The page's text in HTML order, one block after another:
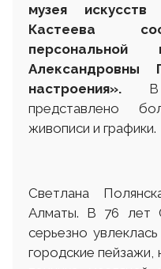
музея
Кастеева
Александровны
настроения». В
представлено
живописи и графики.
Светлана
Алматы. В 76 лет
серьезно
городские